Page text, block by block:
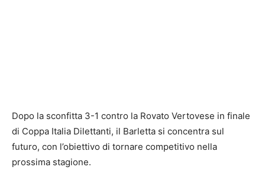
Dopo la sconfitta 3-1 contro la Rovato Vertovese in finale
di Coppa Italia Dilettanti, il Barletta si concentra sul
futuro, con l’obiettivo di tornare competitivo nella
prossima stagione.